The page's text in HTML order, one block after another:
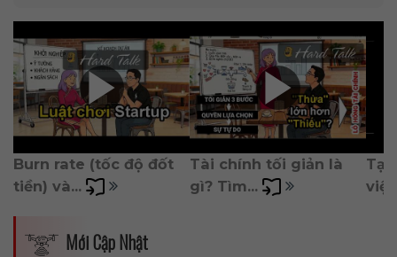
Burn rate (tốc độ đốt
tiền) và...
Tài chính tối giản là
gì? Tìm...
Tại
Mới Cập Nhật